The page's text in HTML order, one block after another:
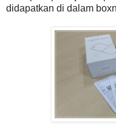
didapatkan di dalam